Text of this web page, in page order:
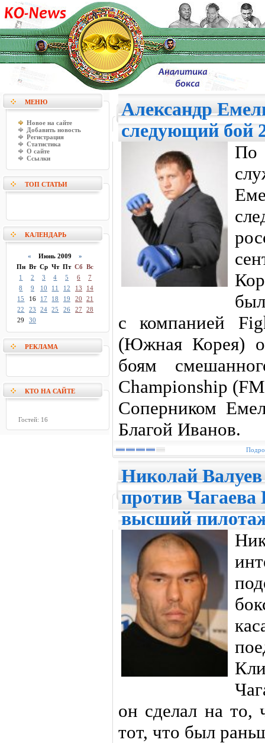
МЕНЮ
Новое на сайте
Добавить новость
Регистрация
Статистика
О сайте
Ссылки
ТОП СТАТЬИ
КАЛЕНДАРЬ
« Июнь 2009 »
Пн Вт Ср Чт Пт Сб Вс
1
2 3 4 5 6
7
8
9 10 11 12 13
14
15
16 17 18 19 20
21
22
23 24 25 26 27
28
29
30
РЕКЛАМА
КТО НА САЙТЕ
Гостей: 16
Александр
следующий бой
с компанией
(Южная Корея)
боям
Championship
Соперником
Благой Иванов.
Николай Валуев
против Чагаева
высший
он сделал на то,
тот, что был